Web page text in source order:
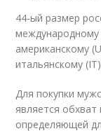
44-ый размер
международному
американскому
итальянскому
Для покупки
является обхват
определяющей